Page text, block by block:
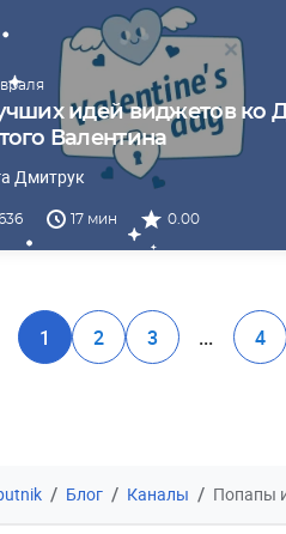
идей виджетов ко
Валентина
Дмитрук
17 мин 0.00
1 2 3 ... 4
/ Блог / Каналы / Попапы